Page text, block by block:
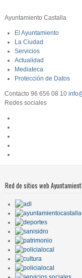
Ayuntamiento Castalla
El Ayuntamiento
La Ciudad
Servicios
Actualidad
Mediateca
Protección de Datos
Contacto 96 656 08 10
Redes sociales
Red de sitios web